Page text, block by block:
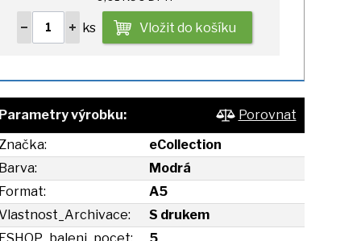
ks Vložit do košíku
Parametry výrobku:
Porovnat
eCollection
Barva:
Modrá
Format:
A5
S drukem